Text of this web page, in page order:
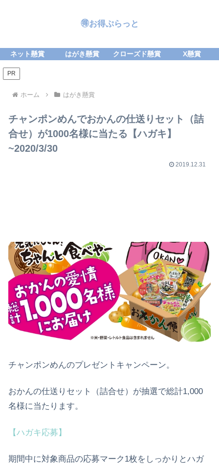
🉐お得ぷらっと
ネット懸賞 はがき懸賞 クローズド懸賞 X懸賞
PR
ホーム はがき懸賞
チャンポンめんでおかんの仕送りセット（詰
合せ）が1000名様に当たる【ハガキ】
~2020/3/30
2019.12.31
チャンポンめんのプレゼントキャンペーン。
おかんの仕送りセット（詰合せ）が抽選で総計1,000
名様に当たります。
【ハガキ応募】
期間中に対象商品の応募マーク1枚をしっかりとハガ